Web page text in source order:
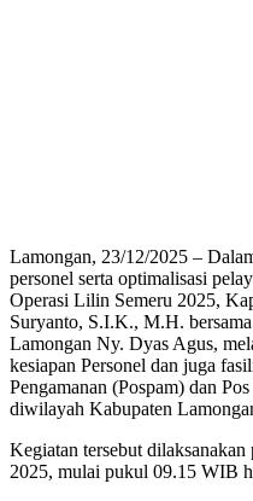
Lamongan, 23/12/2025 –
personel serta optimalisasi
Operasi Lilin Semeru 2025,
Suryanto, S.I.K., M.H.
Lamongan Ny. Dyas Agus,
kesiapan Personel dan juga
Pengamanan (Pospam) dan
diwilayah Kabupaten
Kegiatan tersebut dilaksanakan
2025, mulai pukul 09.15 WIB